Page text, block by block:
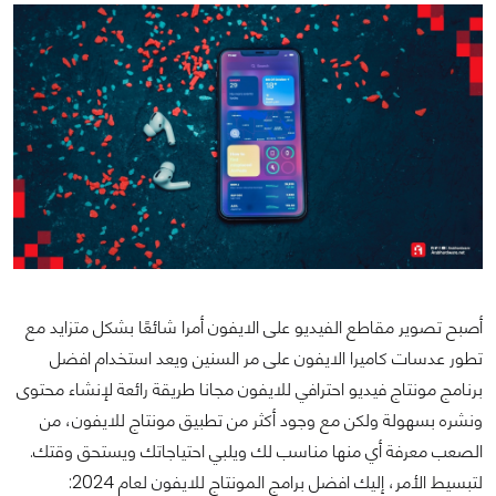
أصبح تصوير مقاطع الفيديو على الايفون أمرا شائعًا بشكل متزايد مع
تطور عدسات كاميرا الايفون على مر السنين ويعد استخدام افضل
برنامج مونتاج فيديو احترافي للايفون مجانا طريقة رائعة لإنشاء محتوى
ونشره بسهولة ولكن مع وجود أكثر من تطبيق مونتاج للايفون، من
الصعب معرفة أي منها مناسب لك ويلبي احتياجاتك ويستحق وقتك.
لتبسيط الأمر، إليك افضل برامج المونتاج للايفون لعام 2024: